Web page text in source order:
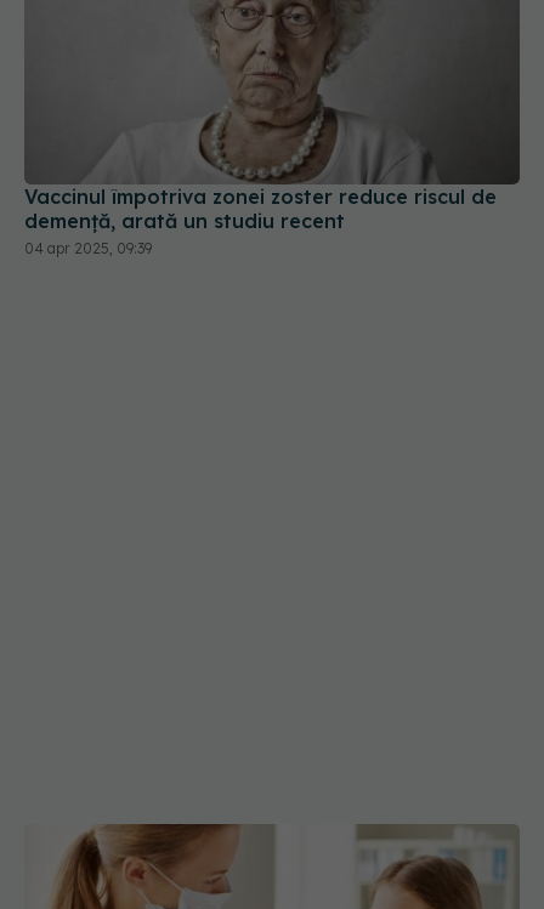
Vaccinul împotriva zonei zoster reduce riscul de
demență, arată un studiu recent
04 apr 2025, 09:39